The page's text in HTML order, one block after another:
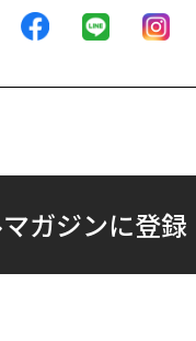
ガジンに登録